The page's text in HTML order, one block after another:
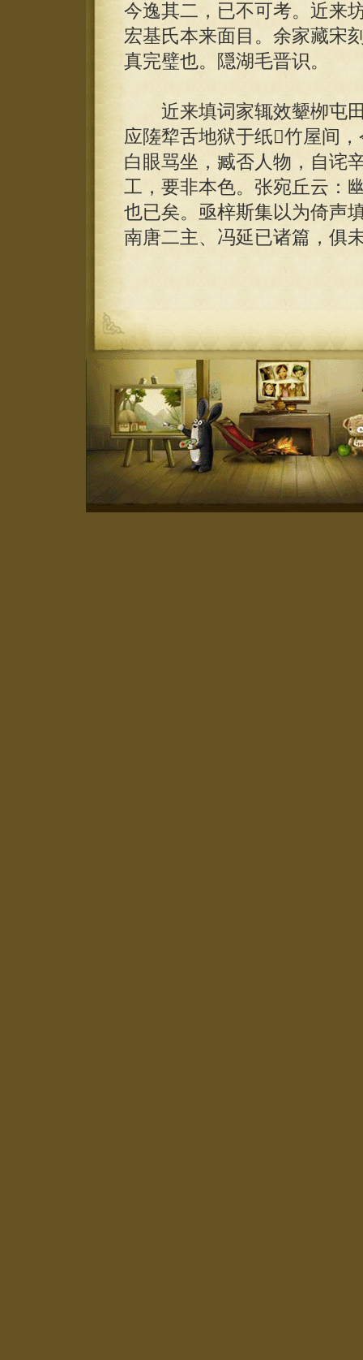
今逸其二，已不可考。近来
宏基氏本来面目。余家藏宋
真完璧也。隠湖毛晋识。
近来填词家辄效颦栁屯田
应隓犂舌地狱于纸竹屋间
白眼骂坐，臧否人物，自诧
工，要非本色。张宛丘云：
也已矣。亟梓斯集以为倚声
南唐二主、冯延已诸篇，俱